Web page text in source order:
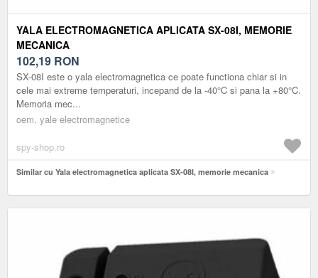
YALA ELECTROMAGNETICA APLICATA SX-08I, MEMORIE
MECANICA
102,19 RON
SX-08I este o yala electromagnetica ce poate functiona chiar si in
cele mai extreme temperaturi, incepand de la -40°C si pana la +80°C.
Memoria mec...
oem, yale electromagnetice
spy-shop.ro
Similar cu Yala electromagnetica aplicata SX-08I, memorie mecanica